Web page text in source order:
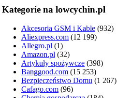
Kategorie na lowcychin.pl
Akcesoria GSM i Kable (932)
Aliexpress.com (12 199)
Allegro.pl (1)
Amazon.pl (32)
Artykuły spożywcze (398)
Banggood.com (15 253)
Bezpieczeństwo Domu (1 267)
Cafago.com (96)